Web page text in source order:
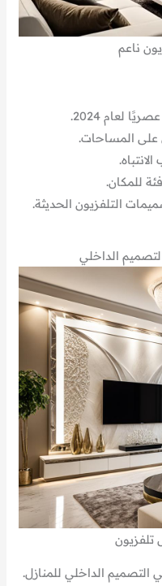
ناعم
لعام 2024.
على المساحات.
للمكان.
التلفزيون الحديثة.
الداخلي
تلفزيون
الداخلي للمنازل.